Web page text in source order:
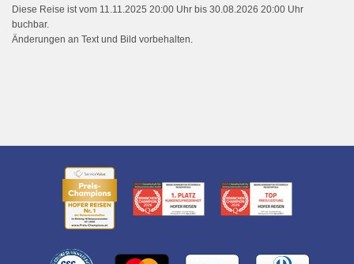
Diese Reise ist vom 11.11.2025 20:00 Uhr bis 30.08.2026 20:00 Uhr
buchbar.
Änderungen an Text und Bild vorbehalten.